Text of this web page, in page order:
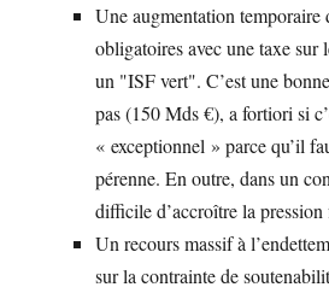
Une augmentation temporaire
obligatoires avec une taxe sur
un "ISF vert". C’est une
pas (150 Mds €), a fortiori si
« exceptionnel » parce qu’il
pérenne. En outre, dans un
difficile d’accroître la pression
Un recours massif à
sur la contrainte de